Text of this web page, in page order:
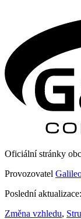
Oficiální stránky
Provozovatel
Poslední
Změna vzhledu,